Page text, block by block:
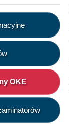
OKE